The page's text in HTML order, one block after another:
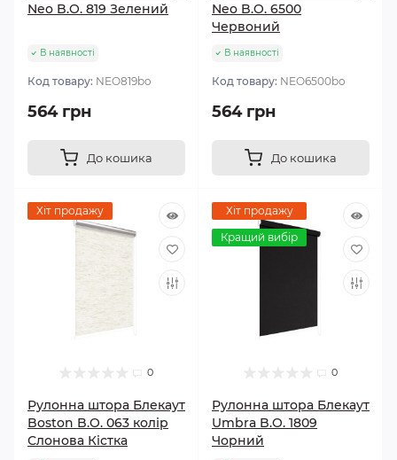
Neo B.O. 819 Зелений
В наявності
Код товару: NEO819bo
564 грн
До кошика
Neo B.O. 6500
Червоний
В наявності
Код товару: NEO6500bo
564 грн
До кошика
Хіт продажу
0
Рулонна штора Блекаут
Boston B.O. 063 колір
Слонова Кістка
Хіт продажу
Кращий вибір
0
Рулонна штора Блекаут
Umbra B.O. 1809
Чорний